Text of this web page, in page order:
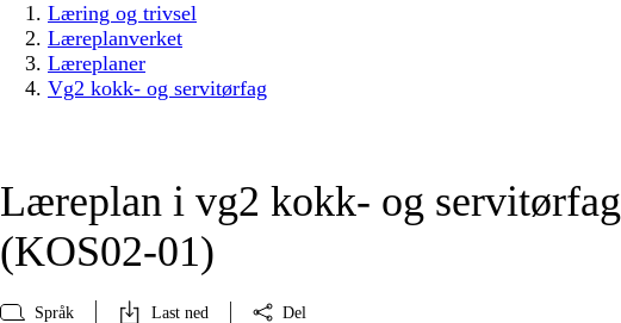
Læring og trivsel
Læreplanverket
Læreplaner
Vg2 kokk- og servitørfag
Læreplan i vg2 kokk- og servitørfag
(KOS02‑01)
Språk Last ned Del